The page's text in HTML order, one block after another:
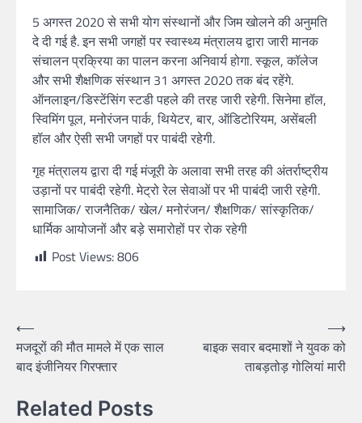
5 अगस्त 2020 से सभी योग संस्थानों और जिम खोलने की अनुमति
दे दी गई है. इन सभी जगहों पर स्वास्थ्य मंत्रालय द्वारा जारी मानक
संचालन प्रक्रिया का पालन करना अनिवार्य होगा. स्कूल, कॉलेज
और सभी शैक्षणिक संस्थान 31 अगस्त 2020 तक बंद रहेंगे.
ऑनलाइन/डिस्टेंसिंग स्टडी पहले की तरह जारी रहेगी. सिनेमा हॉल,
स्विमिंग पूल, मनोरंजन पार्क, थियेटर, बार, ऑडिटोरियम, असेंबली
हॉल और ऐसी सभी जगहों पर पाबंदी रहेगी.
गृह मंत्रालय द्वारा दी गई मंजूरी के अलावा सभी तरह की अंतर्राष्ट्रीय
उड़ानों पर पाबंदी रहेगी. मेट्रो रेल सेवाओं पर भी पाबंदी जारी रहेगी.
सामाजिक/ राजनैतिक/ खेल/ मनोरंजन/ शैक्षणिक/ सांस्कृतिक/
धार्मिक आयोजनों और बड़े समारोहों पर रोक रहेगी
Post Views:806
⟵
मजदूरों की मौत मामले में एक साल
बाद इंजीनियर गिरफ्तार
बाइक सवार बदमाशों ने युवक को
ताबड़तोड़ गोलियां मारी
⟶
Related Posts